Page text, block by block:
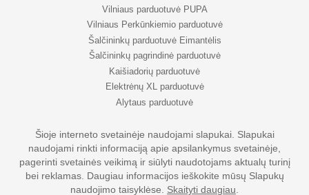
Vilniaus parduotuvė PUPA
Vilniaus Perkūnkiemio parduotuvė
Šalčininkų parduotuvė Eimantėlis
Šalčininkų pagrindinė parduotuvė
Kaišiadorių parduotuvė
Elektrėnų XL parduotuvė
Alytaus parduotuvė
© UAB Eripo 2026. Visos teisės saugomos
Šioje interneto svetainėje naudojami slapukai. Slapukai
naudojami rinkti informaciją apie apsilankymus svetainėje,
pagerinti svetainės veikimą ir siūlyti naudotojams aktualų turinį
bei reklamas. Daugiau informacijos ieškokite mūsų Slapukų
naudojimo taisyklėse. Skaityti daugiau.